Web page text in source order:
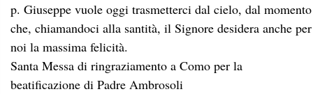
p. Giuseppe vuole oggi trasmetterci dal cielo, dal momento
che, chiamandoci alla santità, il Signore desidera anche per
noi la massima felicità.
Santa Messa di ringraziamento a Como per la
beatificazione di Padre Ambrosoli